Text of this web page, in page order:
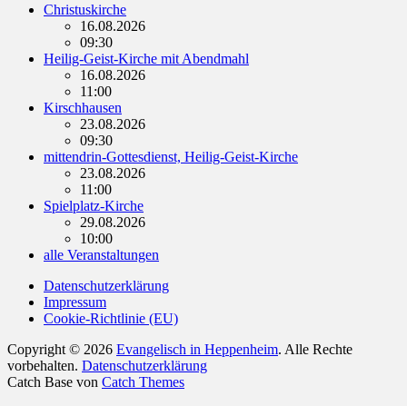
Christuskirche
16.08.2026
09:30
Heilig-Geist-Kirche mit Abendmahl
16.08.2026
11:00
Kirschhausen
23.08.2026
09:30
mittendrin-Gottesdienst, Heilig-Geist-Kirche
23.08.2026
11:00
Spielplatz-Kirche
29.08.2026
10:00
alle Veranstaltungen
Datenschutzerklärung
Impressum
Cookie-Richtlinie (EU)
Copyright © 2026 Evangelisch in Heppenheim. Alle Rechte
vorbehalten. Datenschutzerklärung
Catch Base von Catch Themes